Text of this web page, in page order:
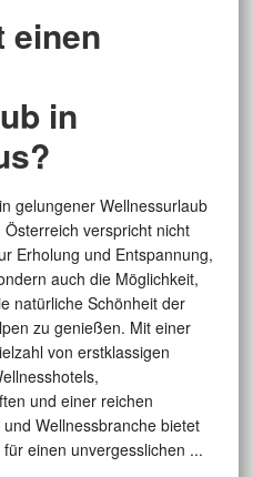
einen
in
gelungener Wellnessurlaub
Österreich verspricht nicht
Erholung und Entspannung,
auch die Möglichkeit,
natürliche Schönheit der
zu genießen. Mit einer
von erstklassigen
und einer reichen
Wellnessbranche bietet
einen unvergesslichen ...